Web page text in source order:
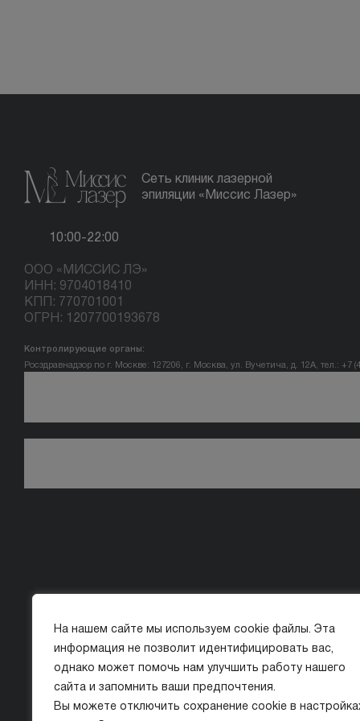
На нашем сайте мы используем cookie файлы. Эта
информация не позволит идентифицировать вас,
однако может помочь нам улучшить работу нашего
сайта и запомнить ваши предпочтения.
Вы можете отключить сохранение cookie в
Сеть клиник лазерной
эпиляции «Миссис Лазер»
10:00-22:00
ООО «МИССИС ЛЭ»
ИНН: 9704018410
КПП: 770701001
ОГРН: 1207700193678
Контролирующие органы:
Росздравнадзор по г. Москве: 127206, г. Москва, ул. Вучетича, д. 12А, тел.: +7